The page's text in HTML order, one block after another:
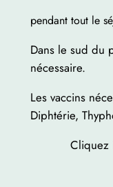
pendant tout le
Dans le sud du
nécessaire.
Les vaccins
Diphtérie,
Cliquez